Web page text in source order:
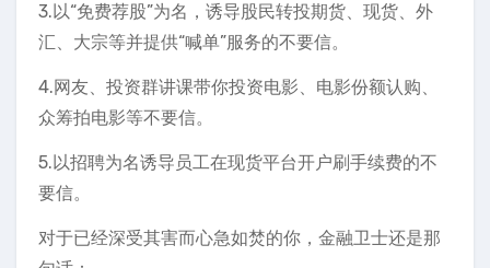
3.以“免费荐股”为名，诱导股民转投期货、现货、外
汇、大宗等并提供“喊单”服务的不要信。
4.网友、投资群讲课带你投资电影、电影份额认购、
众筹拍电影等不要信。
5.以招聘为名诱导员工在现货平台开户刷手续费的不
要信。
对于已经深受其害而心急如焚的你，金融卫士还是那